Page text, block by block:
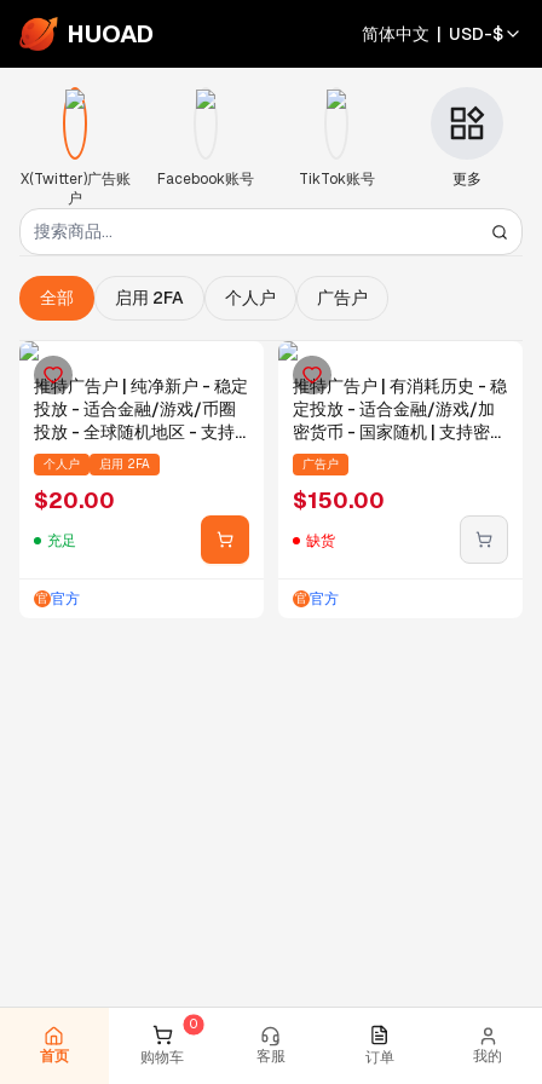
HUOAD 简体中文 | USD-$
X(Twitter)广告账
户
Facebook账号 TikTok账号 更多
全部 启用 2FA 个人户 广告户
推特广告户 | 纯净新户 - 稳定
投放 - 适合金融/游戏/币圈
投放 - 全球随机地区 - 支持
密码 + 2FA 登录
个人户 启用 2FA
$20.00
充足
官 官方
推特广告户 | 有消耗历史 - 稳
定投放 - 适合金融/游戏/加
密货币 - 国家随机 | 支持密码
+2FA双登录
广告户
$150.00
缺货
官 官方
首页 购物车 客服 订单 我的